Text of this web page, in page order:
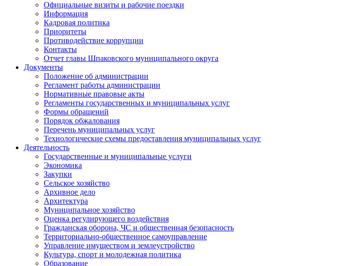
Официальные визиты и рабочие поездки
Информация
Кадровая политика
Приоритеты
Противодействие коррупции
Контакты
Отчет главы Шпаковского муниципального округа
Документы
Положение об администрации
Регламент работы администрации
Нормативные правовые акты
Регламенты государственных и муниципальных услуг
Формы обращений
Порядок обжалования
Перечень муниципальных услуг
Технологические схемы предоставления муниципальных услуг
Деятельность
Государственные и муниципальные услуги
Экономика
Закупки
Сельское хозяйство
Архивное дело
Архитектура
Муниципальное хозяйство
Оценка регулирующего воздействия
Гражданская оборона, ЧС и общественная безопасность
Территориально-общественное самоуправление
Управление имуществом и землеустройство
Культура, спорт и молодежная политика
Образование